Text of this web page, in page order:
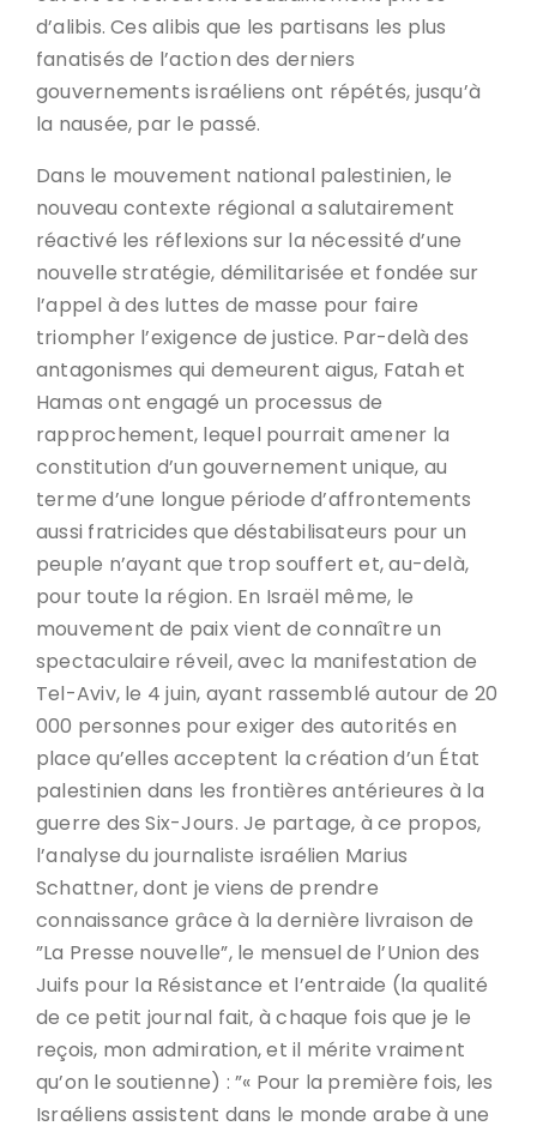
d’alibis. Ces alibis que les partisans les plus
fanatisés de l’action des derniers
gouvernements israéliens ont répétés, jusqu’à
la nausée, par le passé.
Dans le mouvement national palestinien, le
nouveau contexte régional a salutairement
réactivé les réflexions sur la nécessité d’une
nouvelle stratégie, démilitarisée et fondée sur
l’appel à des luttes de masse pour faire
triompher l’exigence de justice. Par-delà des
antagonismes qui demeurent aigus, Fatah et
Hamas ont engagé un processus de
rapprochement, lequel pourrait amener la
constitution d’un gouvernement unique, au
terme d’une longue période d’affrontements
aussi fratricides que déstabilisateurs pour un
peuple n’ayant que trop souffert et, au-delà,
pour toute la région. En Israël même, le
mouvement de paix vient de connaître un
spectaculaire réveil, avec la manifestation de
Tel-Aviv, le 4 juin, ayant rassemblé autour de 20
000 personnes pour exiger des autorités en
place qu’elles acceptent la création d’un État
palestinien dans les frontières antérieures à la
guerre des Six-Jours. Je partage, à ce propos,
l’analyse du journaliste israélien Marius
Schattner, dont je viens de prendre
connaissance grâce à la dernière livraison de
”La Presse nouvelle”, le mensuel de l’Union des
Juifs pour la Résistance et l’entraide (la qualité
de ce petit journal fait, à chaque fois que je le
reçois, mon admiration, et il mérite vraiment
qu’on le soutienne) : ”« Pour la première fois, les
Israéliens assistent dans le monde arabe à une